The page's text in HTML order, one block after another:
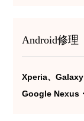
Android修理
Xperia、Galaxy
Google Nexus